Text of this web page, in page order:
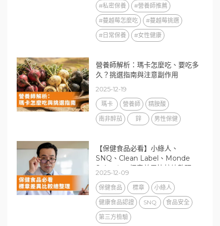
#私密保養
#營養師推薦
#蔓越莓怎麼吃
#蔓越莓挑選
#日常保養
#女性健康
營養師解析：瑪卡怎麼吃、要吃多
久？挑選指南與注意副作用
2025-12-19
瑪卡 營養師
精胺酸
南非醉茄
鋅 男性保健
【保健食品必看】小綠人、
SNQ、Clean Label、Monde
Selection 標章差異比較總整理
2025-12-09
保健食品 標章
小綠人
健康食品認證
SNQ
食品安全
第三方檢驗